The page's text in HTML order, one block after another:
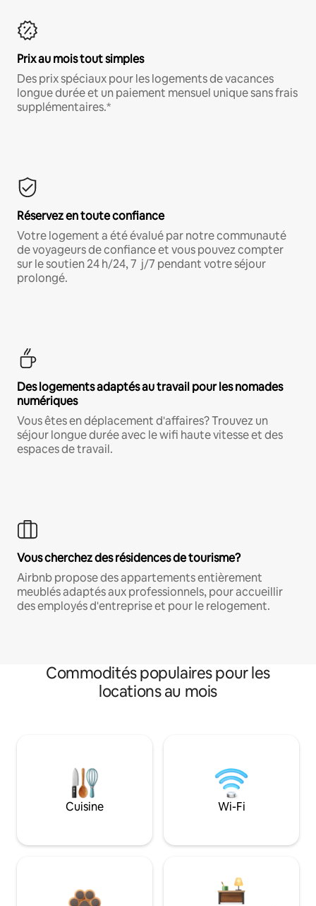
Prix au mois tout simples
Des prix spéciaux pour les logements de vacances
longue durée et un paiement mensuel unique sans frais
supplémentaires.*
Réservez en toute confiance
Votre logement a été évalué par notre communauté
de voyageurs de confiance et vous pouvez compter
sur le soutien 24 h/24, 7 j/7 pendant votre séjour
prolongé.
Des logements adaptés au travail pour les nomades
numériques
Vous êtes en déplacement d'affaires? Trouvez un
séjour longue durée avec le wifi haute vitesse et des
espaces de travail.
Vous cherchez des résidences de tourisme?
Airbnb propose des appartements entièrement
meublés adaptés aux professionnels, pour accueillir
des employés d'entreprise et pour le relogement.
Commodités populaires pour les
locations au mois
Cuisine Wi-Fi